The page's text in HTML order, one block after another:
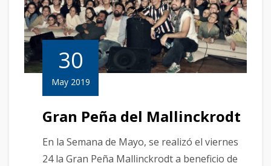
30
May 2019
Gran Peña del Mallinckrodt
En la Semana de Mayo, se realizó el viernes
24 la Gran Peña Mallinckrodt a beneficio de